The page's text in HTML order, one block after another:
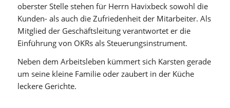
oberster Stelle stehen für Herrn Havixbeck sowohl die
Kunden- als auch die Zufriedenheit der Mitarbeiter. Als
Mitglied der Geschäftsleitung verantwortet er die
Einführung von OKRs als Steuerungsinstrument.
Neben dem Arbeitsleben kümmert sich Karsten gerade
um seine kleine Familie oder zaubert in der Küche
leckere Gerichte.